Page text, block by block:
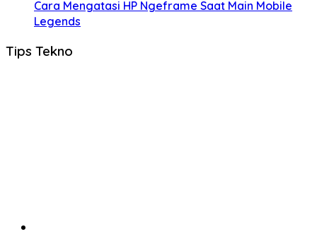
Cara Mengatasi HP Ngeframe Saat Main Mobile
Legends
Tips Tekno